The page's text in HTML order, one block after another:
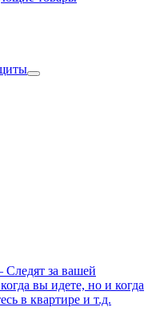
Следят за вашей
вы идете, но и когда
в квартире и т.д.